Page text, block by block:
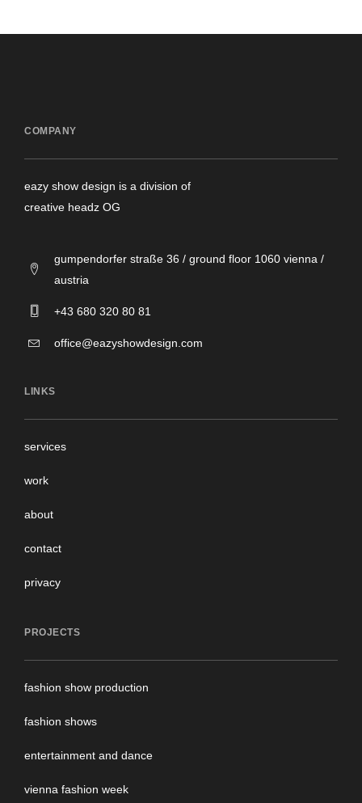
COMPANY
eazy show design is a division of
creative headz OG
gumpendorfer straße 36 / ground floor 1060 vienna /
austria
+43 680 320 80 81
office@eazyshowdesign.com
LINKS
services
work
about
contact
privacy
PROJECTS
fashion show production
fashion shows
entertainment and dance
vienna fashion week